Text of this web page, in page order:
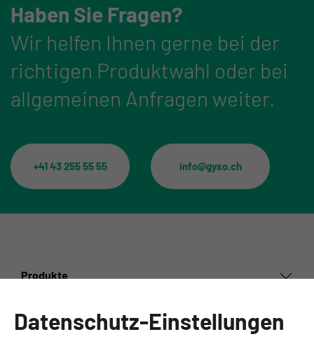
Haben Sie Fragen?
Wir helfen Ihnen gerne bei der
richtigen Produktwahl oder bei
allgemeinen Anfragen weiter.
+41 43 255 55 55 info@gyso.ch
Produkte
Datenschutz-Einstellungen